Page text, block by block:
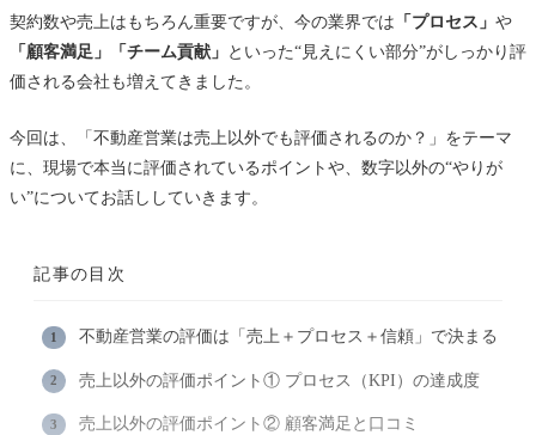
契約数や売上はもちろん重要ですが、今の業界では 「プロセス」 や
「顧客満足」「チーム貢献」 といった“見えにくい部分”がしっかり評
価される会社も増えてきました。
今回は、「不動産営業は売上以外でも評価されるのか？」をテーマ
に、現場で本当に評価されているポイントや、数字以外の“やりが
い”についてお話ししていきます。
記事の目次
不動産営業の評価は「売上＋プロセス＋信頼」で決まる
売上以外の評価ポイント① プロセス（KPI）の達成度
売上以外の評価ポイント② 顧客満足と口コミ